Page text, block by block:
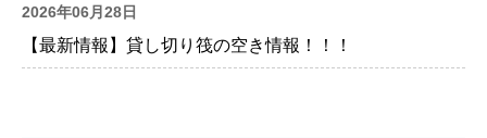
2026年06月28日
【最新情報】貸し切り筏の空き情報！！！